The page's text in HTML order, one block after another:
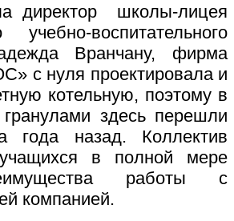
директор школы-лицея
учебно-воспитательного
Вранчану, фирма
с нуля проектировала и
котельную, поэтому в
здесь перешли
года назад. Коллектив
в полной мере
работы с
компанией.